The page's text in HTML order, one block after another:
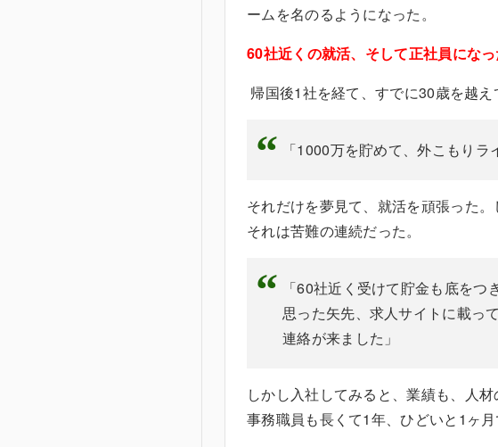
ームを名のるようになった。
60社近くの就活、そして正社員にな
帰国後1社を経て、すでに30歳を越え
「1000万を貯めて、外こもりラ
それだけを夢見て、就活を頑張った
それは苦難の連続
「60社近く受けて貯金も底を
思った矢先、求人サイトに載っ
連絡が来ました」
しかし入社してみると、業績も、人
事務職員も長くて1年、ひどいと1ヶ